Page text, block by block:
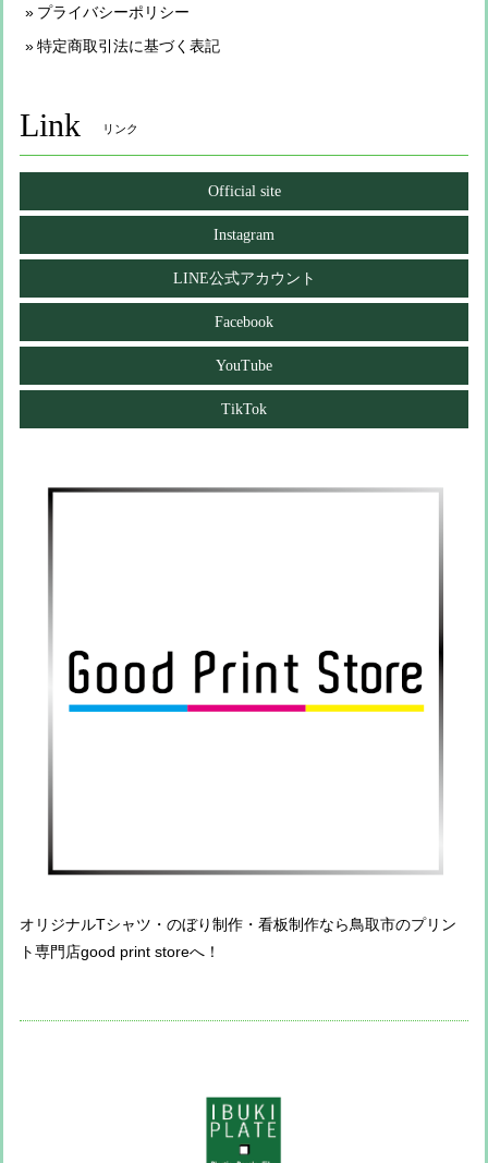
プライバシーポリシー
特定商取引法に基づく表記
Link リンク
Official site
Instagram
LINE公式アカウント
Facebook
YouTube
TikTok
オリジナルTシャツ・のぼり制作・看板制作なら鳥取市のプリン
ト専門店good print storeへ！